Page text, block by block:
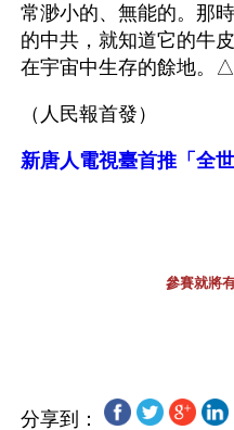
常渺小的、無能的。那
的中共，就知道它的牛
在宇宙中生存的餘地。△
（人民報首發）
新唐人電視臺首推「全
參賽就將
分享到：